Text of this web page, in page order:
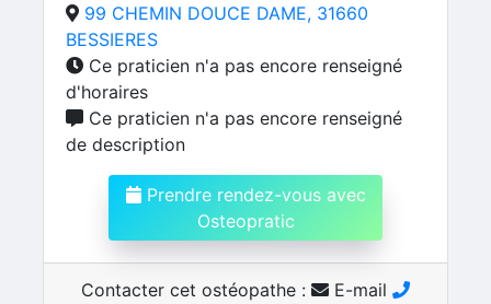
99 CHEMIN DOUCE DAME, 31660
BESSIERES
Ce praticien n'a pas encore renseigné
d'horaires
Ce praticien n'a pas encore renseigné
de description
Prendre rendez-vous avec
Osteopratic
Contacter cet ostéopathe :
E-mail